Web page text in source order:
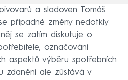
a sladoven Tomáš
případné změny nedotkly
se zatím diskutuje o
označování
aspektů výběru spotřebních
zdanění ale zůstává v